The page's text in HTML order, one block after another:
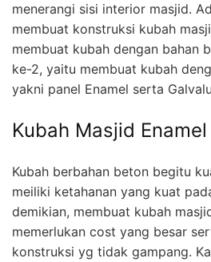
menerangi sisi interior masjid.
membuat konstruksi kubah
membuat kubah dengan bahan
ke-2, yaitu membuat kubah
yakni panel Enamel serta
Kubah Masjid
Kubah berbahan beton begitu
meiliki ketahanan yang kuat
demikian, membuat kubah
memerlukan cost yang besar
konstruksi yg tidak gampang.